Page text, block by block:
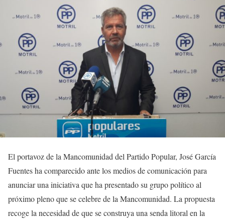
El portavoz de la Mancomunidad del Partido Popular, José García
Fuentes ha comparecido ante los medios de comunicación para
anunciar una iniciativa que ha presentado su grupo político al
próximo pleno que se celebre de la Mancomunidad. La propuesta
recoge la necesidad de que se construya una senda litoral en la